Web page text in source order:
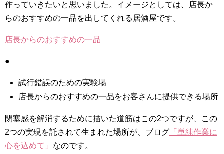
作っていきたいと思いました。イメージとしては、店長か
らのおすすめの一品を出してくれる居酒屋です。
店長からのおすすめの一品
●
試行錯誤のための実験場
店長からのおすすめの一品をお客さんに提供できる場所
閉塞感を解消するために描いた道筋はこの2つですが、この
2つの実現を託されて生まれた場所が、ブログ 「単純作業に
心を込めて」 なのです。